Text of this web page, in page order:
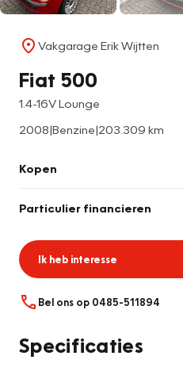
Vakgarage Erik Wijtten
Fiat 500
1.4-16V Lounge
2008|Benzine|203.309 km
Kopen
Particulier financieren
Ik heb interesse
Bel ons op 0485-511894
Specificaties